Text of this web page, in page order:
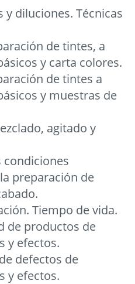
y diluciones. Técnicas
de tintes, a
y carta colores.
de tintes a
y muestras de
agitado y
condiciones
preparación de
Tiempo de vida.
de productos de
y efectos.
defectos de
y efectos.